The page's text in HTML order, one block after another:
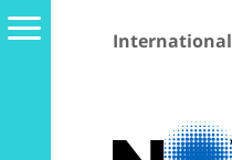
International